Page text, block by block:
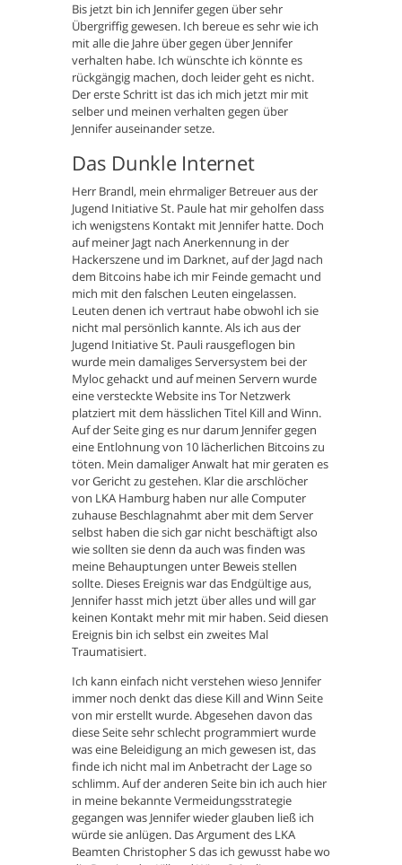
Bis jetzt bin ich Jennifer gegen über sehr
Übergriffig gewesen. Ich bereue es sehr wie ich
mit alle die Jahre über gegen über Jennifer
verhalten habe. Ich wünschte ich könnte es
rückgängig machen, doch leider geht es nicht.
Der erste Schritt ist das ich mich jetzt mir mit
selber und meinen verhalten gegen über
Jennifer auseinander setze.
Das Dunkle Internet
Herr Brandl, mein ehrmaliger Betreuer aus der
Jugend Initiative St. Paule hat mir geholfen dass
ich wenigstens Kontakt mit Jennifer hatte. Doch
auf meiner Jagt nach Anerkennung in der
Hackerszene und im Darknet, auf der Jagd nach
dem Bitcoins habe ich mir Feinde gemacht und
mich mit den falschen Leuten eingelassen.
Leuten denen ich vertraut habe obwohl ich sie
nicht mal persönlich kannte. Als ich aus der
Jugend Initiative St. Pauli rausgeflogen bin
wurde mein damaliges Serversystem bei der
Myloc gehackt und auf meinen Servern wurde
eine versteckte Website ins Tor Netzwerk
platziert mit dem hässlichen Titel Kill and Winn.
Auf der Seite ging es nur darum Jennifer gegen
eine Entlohnung von 10 lächerlichen Bitcoins zu
töten. Mein damaliger Anwalt hat mir geraten es
vor Gericht zu gestehen. Klar die arschlöcher
von LKA Hamburg haben nur alle Computer
zuhause Beschlagnahmt aber mit dem Server
selbst haben die sich gar nicht beschäftigt also
wie sollten sie denn da auch was finden was
meine Behauptungen unter Beweis stellen
sollte. Dieses Ereignis war das Endgültige aus,
Jennifer hasst mich jetzt über alles und will gar
keinen Kontakt mehr mit mir haben. Seid diesen
Ereignis bin ich selbst ein zweites Mal
Traumatisiert.
Ich kann einfach nicht verstehen wieso Jennifer
immer noch denkt das diese Kill and Winn Seite
von mir erstellt wurde. Abgesehen davon das
diese Seite sehr schlecht programmiert wurde
was eine Beleidigung an mich gewesen ist, das
finde ich nicht mal im Anbetracht der Lage so
schlimm. Auf der anderen Seite bin ich auch hier
in meine bekannte Vermeidungsstrategie
gegangen was Jennifer wieder glauben ließ ich
würde sie anlügen. Das Argument des LKA
Beamten Christopher S das ich gewusst habe wo